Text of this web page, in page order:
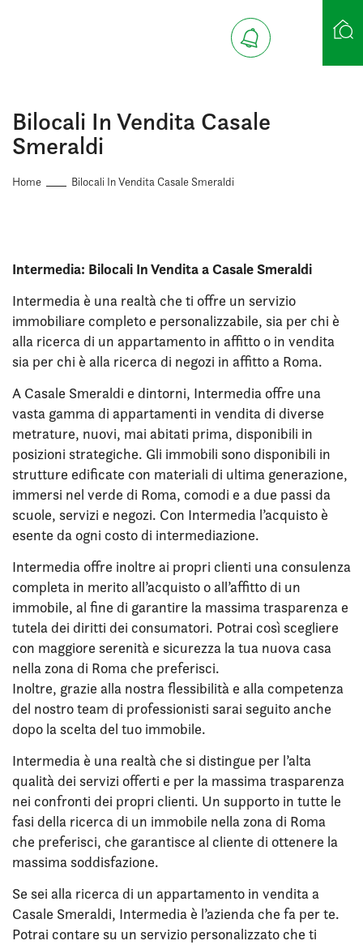
Bilocali In Vendita Casale
Smeraldi
Home Bilocali In Vendita Casale Smeraldi
Intermedia: Bilocali In Vendita a Casale Smeraldi
Intermedia è una realtà che ti offre un servizio
immobiliare completo e personalizzabile, sia per chi è
alla ricerca di un appartamento in affitto o in vendita
sia per chi è alla ricerca di negozi in affitto a Roma.
A Casale Smeraldi e dintorni, Intermedia offre una
vasta gamma di appartamenti in vendita di diverse
metrature, nuovi, mai abitati prima, disponibili in
posizioni strategiche. Gli immobili sono disponibili in
strutture edificate con materiali di ultima generazione,
immersi nel verde di Roma, comodi e a due passi da
scuole, servizi e negozi. Con Intermedia l’acquisto è
esente da ogni costo di intermediazione.
Intermedia offre inoltre ai propri clienti una consulenza
completa in merito all’acquisto o all’affitto di un
immobile, al fine di garantire la massima trasparenza e
tutela dei diritti dei consumatori. Potrai così scegliere
con maggiore serenità e sicurezza la tua nuova casa
nella zona di Roma che preferisci.
Inoltre, grazie alla nostra flessibilità e alla competenza
del nostro team di professionisti sarai seguito anche
dopo la scelta del tuo immobile.
Intermedia è una realtà che si distingue per l’alta
qualità dei servizi offerti e per la massima trasparenza
nei confronti dei propri clienti. Un supporto in tutte le
fasi della ricerca di un immobile nella zona di Roma
che preferisci, che garantisce al cliente di ottenere la
massima soddisfazione.
Se sei alla ricerca di un appartamento in vendita a
Casale Smeraldi, Intermedia è l’azienda che fa per te.
Potrai contare su un servizio personalizzato che ti